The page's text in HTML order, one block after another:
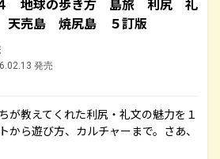
地球の歩き方 島旅 利尻 礼
売島 焼尻島 ５訂版
発売
教えてくれた利尻・礼文の魅力を１
から遊び方、カルチャーまで。さあ、